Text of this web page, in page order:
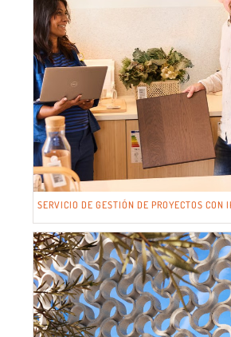
SERVICIO DE GESTIÓN DE PROYECTOS CON